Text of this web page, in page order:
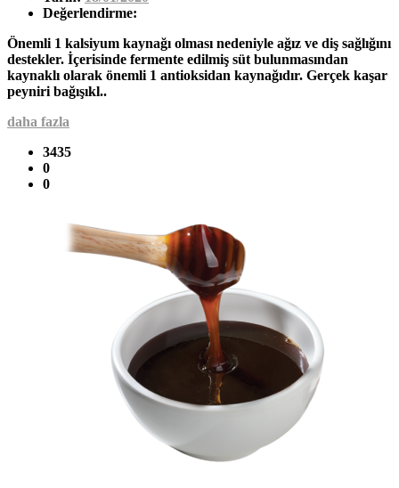
Değerlendirme:
Önemli 1 kalsiyum kaynağı olması nedeniyle ağız ve diş sağlığını
destekler. İçerisinde fermente edilmiş süt bulunmasından
kaynaklı olarak önemli 1 antioksidan kaynağıdır. Gerçek kaşar
peyniri bağışıkl..
daha fazla
3435
0
0